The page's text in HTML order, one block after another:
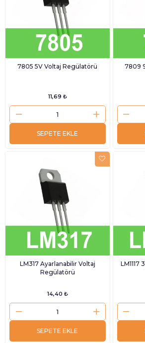
7805 5V Voltaj Regülatörü
11,69 ₺
SEPETE EKLE
7809
LM317 Ayarlanabilir Voltaj
Regülatörü
14,40 ₺
SEPETE EKLE